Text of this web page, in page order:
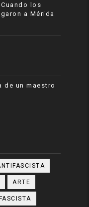
los
a Mérida
de un maestro
ARTE